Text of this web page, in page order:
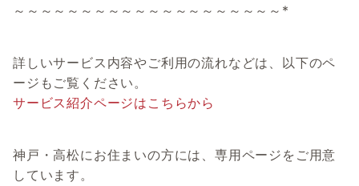
～～～～～～～～～～～～～～～～～～～～*
詳しいサービス内容やご利用の流れなどは、以下のペ
ージもご覧ください。
サービス紹介ページはこちらから
神戸・高松にお住まいの方には、専用ページをご用意
しています。